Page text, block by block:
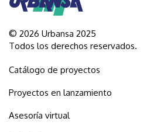
© 2026 Urbansa 2025
Todos los derechos reservados.
Catálogo de proyectos
Proyectos en lanzamiento
Asesoría virtual